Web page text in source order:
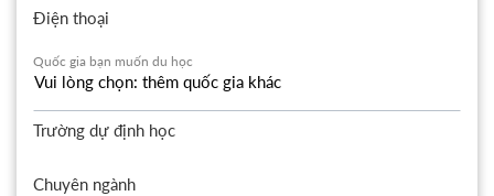
Điện thoại
Quốc gia bạn muốn du học
Trường dự định học
Chuyên ngành